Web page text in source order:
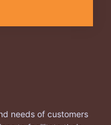
needs of customers